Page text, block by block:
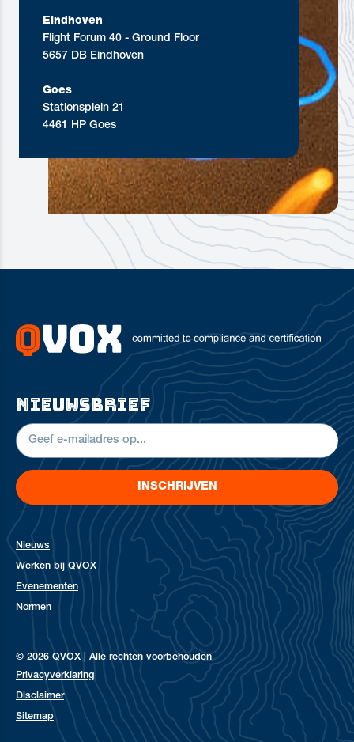
Eindhoven
Flight Forum 40 - Ground Floor
5657 DB Eindhoven
Goes
Stationsplein 21
4461 HP Goes
nieuwsbrief
INSCHRIJVEN
Nieuws
Werken bij QVOX
Evenementen
Normen
© 2026 QVOX | Alle rechten voorbehouden
Privacyverklaring
Disclaimer
Sitemap